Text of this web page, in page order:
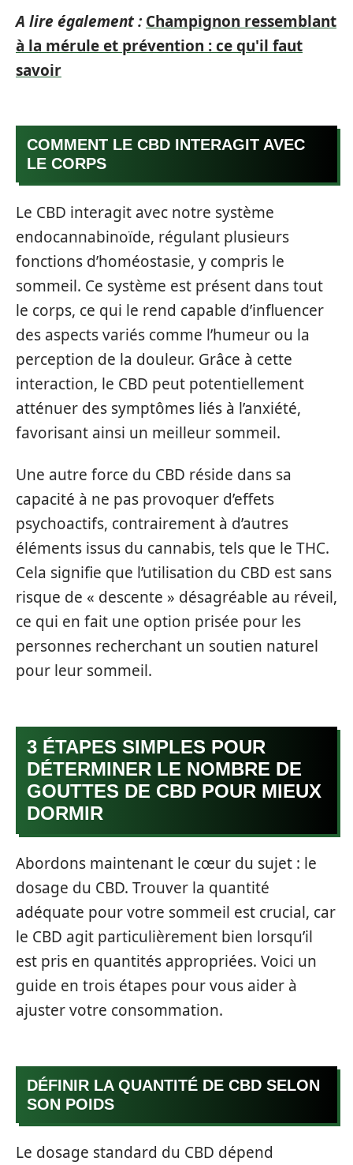
A lire également : Champignon ressemblant
à la mérule et prévention : ce qu'il faut
savoir
COMMENT LE CBD INTERAGIT AVEC
LE CORPS
Le CBD interagit avec notre système
endocannabinoïde, régulant plusieurs
fonctions d’homéostasie, y compris le
sommeil. Ce système est présent dans tout
le corps, ce qui le rend capable d’influencer
des aspects variés comme l’humeur ou la
perception de la douleur. Grâce à cette
interaction, le CBD peut potentiellement
atténuer des symptômes liés à l’anxiété,
favorisant ainsi un meilleur sommeil.
Une autre force du CBD réside dans sa
capacité à ne pas provoquer d’effets
psychoactifs, contrairement à d’autres
éléments issus du cannabis, tels que le THC.
Cela signifie que l’utilisation du CBD est sans
risque de « descente » désagréable au réveil,
ce qui en fait une option prisée pour les
personnes recherchant un soutien naturel
pour leur sommeil.
3 ÉTAPES SIMPLES POUR
DÉTERMINER LE NOMBRE DE
GOUTTES DE CBD POUR MIEUX
DORMIR
Abordons maintenant le cœur du sujet : le
dosage du CBD. Trouver la quantité
adéquate pour votre sommeil est crucial, car
le CBD agit particulièrement bien lorsqu’il
est pris en quantités appropriées. Voici un
guide en trois étapes pour vous aider à
ajuster votre consommation.
DÉFINIR LA QUANTITÉ DE CBD SELON
SON POIDS
Le dosage standard du CBD dépend